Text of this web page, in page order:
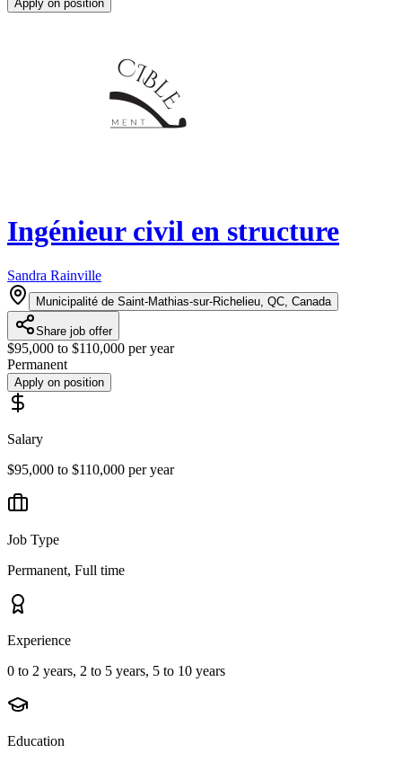
Apply on position
Ingénieur civil en structure
Sandra Rainville
Municipalité de Saint-Mathias-sur-Richelieu, QC, Canada
Share job offer
$95,000 to $110,000 per year
Permanent
Apply on position
Salary
$95,000 to $110,000 per year
Job Type
Permanent, Full time
Experience
0 to 2 years, 2 to 5 years, 5 to 10 years
Education